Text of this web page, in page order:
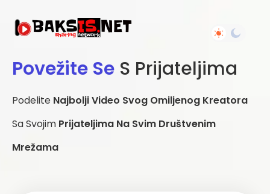
Povežite Se S Prijateljima
Podelite Najbolji Video Svog Omiljenog Kreatora
Sa Svojim Prijateljima Na Svim Društvenim
Mrežama